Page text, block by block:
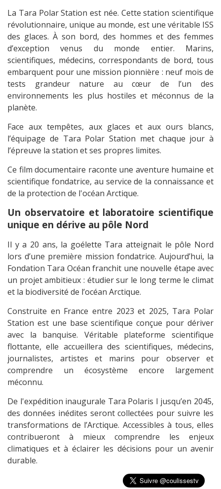
La Tara Polar Station est née. Cette station scientifique
révolutionnaire, unique au monde, est une véritable ISS
des glaces. À son bord, des hommes et des femmes
d’exception venus du monde entier. Marins,
scientifiques, médecins, correspondants de bord, tous
embarquent pour une mission pionnière : neuf mois de
tests grandeur nature au cœur de l’un des
environnements les plus hostiles et méconnus de la
planète.
Face aux tempêtes, aux glaces et aux ours blancs,
l’équipage de Tara Polar Station met chaque jour à
l’épreuve la station et ses propres limites.
Ce film documentaire raconte une aventure humaine et
scientifique fondatrice, au service de la connaissance et
de la protection de l'océan Arctique.
Un observatoire et laboratoire scientifique
unique en dérive au pôle Nord
Il y a 20 ans, la goélette Tara atteignait le pôle Nord
lors d’une première mission fondatrice. Aujourd’hui, la
Fondation Tara Océan franchit une nouvelle étape avec
un projet ambitieux : étudier sur le long terme le climat
et la biodiversité de l’océan Arctique.
Construite en France entre 2023 et 2025, Tara Polar
Station est une base scientifique conçue pour dériver
avec la banquise. Véritable plateforme scientifique
flottante, elle accueillera des scientifiques, médecins,
journalistes, artistes et marins pour observer et
comprendre un écosystème encore largement
méconnu.
De l'expédition inaugurale Tara Polaris I jusqu’en 2045,
des données inédites seront collectées pour suivre les
transformations de l’Arctique. Accessibles à tous, elles
contribueront à mieux comprendre les enjeux
climatiques et à éclairer les décisions pour un avenir
durable.